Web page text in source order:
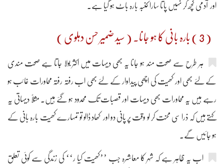
اور آدمی کچھ کر نہیں پاتا سارا کنبہ بارہ باٹ ہو گیا ہے۔
( 3 ) بارہ بانی کا ہو جانا۔ ( سید ضمیر حسن دہلوی )
ہر طرح سے صحت مند ہو جانا یہ بھی دیہات میں اکثر بولا جاتا ہے صحت مندی
کے لئے بھی اور کھیت کی اچھی پیداوار کے لئے بھی اب رفتہ رفتہ محاورات غائب ہو
رہے ہیں یہ محاورات بھی دیہات اور قصبات تک محدود ہو گئے ہیں۔ مثلاً دیہاتی یہ
کہتے ہیں کہ ذرا سی محنت کر لو وقت پر پانی دو اور کھاد ڈالو تو تمہارے کھیت بارہ بانی کے
ہو جائیں گے۔
اب یہ ظاہر ہے کہ شہر کا معاشرہ جب ’’کھیت کیا ر‘‘ کی زندگی سے کوئی تعلق